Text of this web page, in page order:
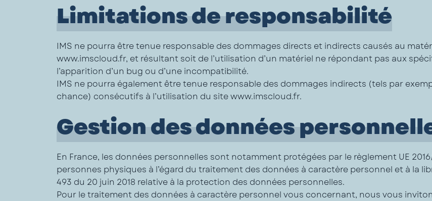
Limitations de responsabilité
IMS ne pourra être tenue responsable des dommages directs et indirects causés au
www.imscloud.fr, et résultant soit de l’utilisation d’un matériel ne répondant pas aux
l’apparition d’un bug ou d’une incompatibilité.
IMS ne pourra également être tenue responsable des dommages indirects (tels par
chance) consécutifs à l’utilisation du site www.imscloud.fr.
Gestion des données
En France, les données personnelles sont notamment protégées par le règlement UE
personnes physiques à l’égard du traitement des données à caractère personnel et à la
493 du 20 juin 2018 relative à la protection des données personnelles.
Pour le traitement des données à caractère personnel vous concernant, nous vous